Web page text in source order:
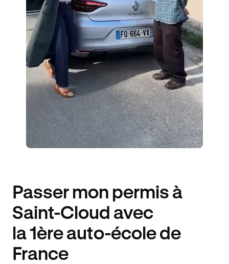
Passer mon permis à
Saint-Cloud avec
la 1ère auto-école de
France